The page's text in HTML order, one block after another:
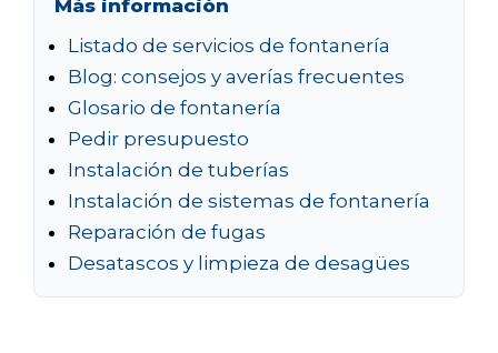
Más información
Listado de servicios de fontanería
Blog: consejos y averías frecuentes
Glosario de fontanería
Pedir presupuesto
Instalación de tuberías
Instalación de sistemas de fontanería
Reparación de fugas
Desatascos y limpieza de desagües